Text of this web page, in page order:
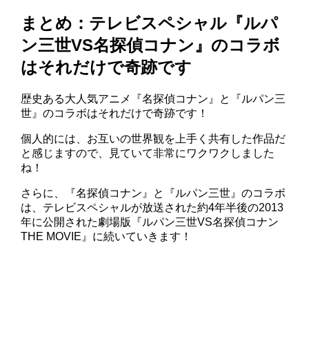
まとめ：テレビスペシャル『ルパ
ン三世VS名探偵コナン』のコラボ
はそれだけで奇跡です
歴史ある大人気アニメ『名探偵コナン』と『ルパン三
世』のコラボはそれだけで奇跡です！
個人的には、お互いの世界観を上手く共有した作品だ
と感じますので、見ていて非常にワクワクしました
ね！
さらに、『名探偵コナン』と『ルパン三世』のコラボ
は、テレビスペシャルが放送された約4年半後の2013
年に公開された劇場版『ルパン三世VS名探偵コナン
THE MOVIE』に続いていきます！